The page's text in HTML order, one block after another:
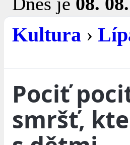
Kultura ›
Pociť
smršť,